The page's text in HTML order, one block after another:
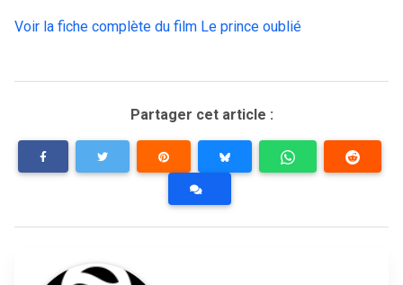
Voir la fiche complète du film Le prince oublié
Partager cet article :